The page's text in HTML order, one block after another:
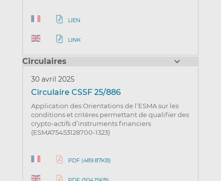
LIEN
LINK
Circulaires
30 avril 2025
Circulaire CSSF 25/886
Application des Orientations de l’ESMA sur les
conditions et critères permettant de qualifier des
crypto-actifs d’instruments financiers
(ESMA75453128700-1323)
PDF (489.87KB)